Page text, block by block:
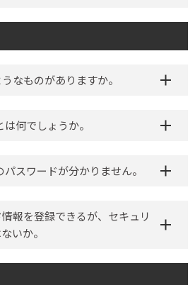
なものがありますか。
は何でしょうか。
パスワードが分かりません。
報を登録できるが、セキュリ
いか。